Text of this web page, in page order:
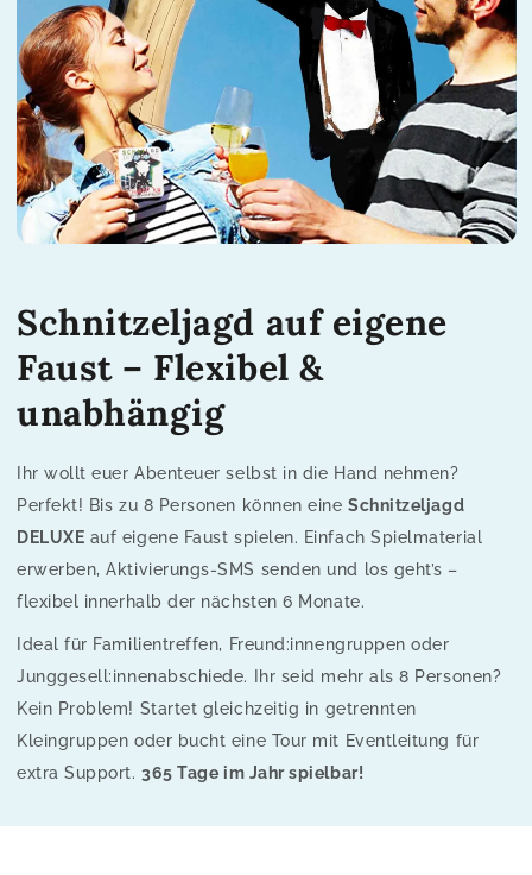
Schnitzeljagd auf eigene
Faust – Flexibel &
unabhängig
Ihr wollt euer Abenteuer selbst in die Hand nehmen?
Perfekt! Bis zu 8 Personen können eine Schnitzeljagd
DELUXEauf eigene Faust spielen. Einfach Spielmaterial
erwerben, Aktivierungs-SMS senden und los geht’s –
flexibel innerhalb der nächsten 6 Monate.
Ideal für Familientreffen, Freund:innengruppen oder
Junggesell:innenabschiede. Ihr seid mehr als 8 Personen?
Kein Problem! Startet gleichzeitig in getrennten
Kleingruppen oder bucht eine Tour mit Eventleitung für
extra Support. 365 Tage im Jahr spielbar!